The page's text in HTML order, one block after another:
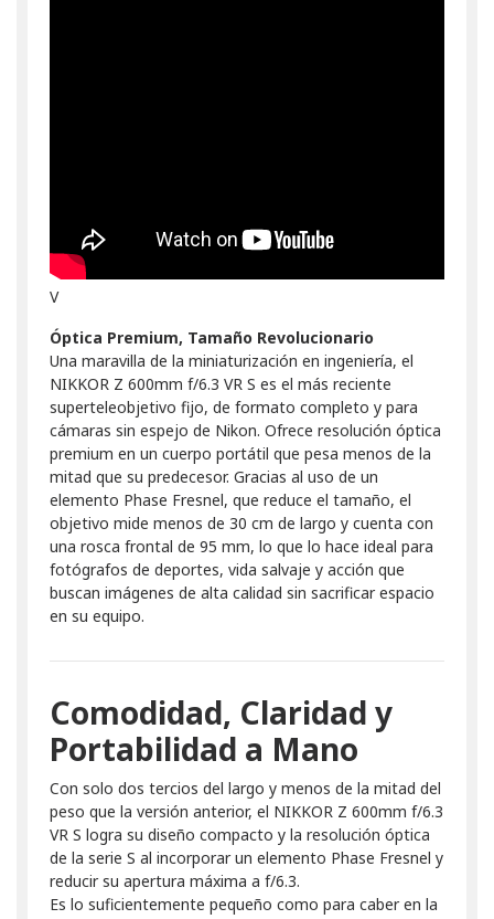
V
Óptica Premium, Tamaño Revolucionario
Una maravilla de la miniaturización en ingeniería, el
NIKKOR Z 600mm f/6.3 VR S es el más reciente
superteleobjetivo fijo, de formato completo y para
cámaras sin espejo de Nikon. Ofrece resolución óptica
premium en un cuerpo portátil que pesa menos de la
mitad que su predecesor. Gracias al uso de un
elemento Phase Fresnel, que reduce el tamaño, el
objetivo mide menos de 30 cm de largo y cuenta con
una rosca frontal de 95 mm, lo que lo hace ideal para
fotógrafos de deportes, vida salvaje y acción que
buscan imágenes de alta calidad sin sacrificar espacio
en su equipo.
Comodidad, Claridad y
Portabilidad a Mano
Con solo dos tercios del largo y menos de la mitad del
peso que la versión anterior, el NIKKOR Z 600mm f/6.3
VR S logra su diseño compacto y la resolución óptica
de la serie S al incorporar un elemento Phase Fresnel y
reducir su apertura máxima a f/6.3.
Es lo suficientemente pequeño como para caber en la